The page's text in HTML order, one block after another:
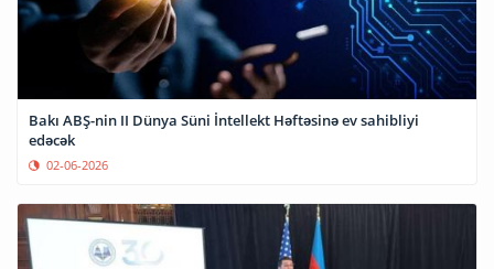
Bakı ABŞ-nin II Dünya Süni İntellekt Həftəsinə ev sahibliyi
edəcək
02-06-2026